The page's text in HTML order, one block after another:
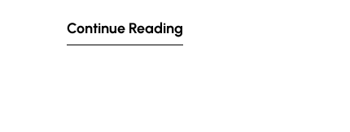
formation vise à…
Continue Reading